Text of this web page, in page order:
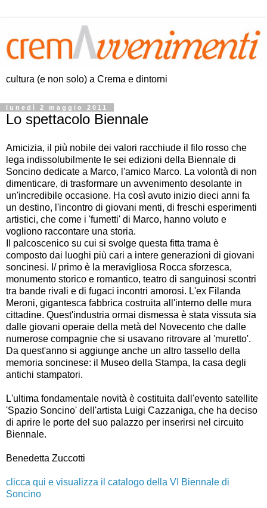
cultura (e non solo) a Crema e dintorni
lunedì 2 maggio 2011
Lo spettacolo Biennale
Amicizia, il più nobile dei valori racchiude il filo rosso che
lega indissolubilmente le sei edizioni della Biennale di
Soncino dedicate a Marco, l'amico Marco. La volontà di non
dimenticare, di trasformare un avvenimento desolante in
un'incredibile occasione. Ha così avuto inizio dieci anni fa
un destino, l'incontro di giovani menti, di freschi esperimenti
artistici, che come i 'fumetti' di Marco, hanno voluto e
vogliono raccontare una storia.
Il palcoscenico su cui si svolge questa fitta trama è
composto dai luoghi più cari a intere generazioni di giovani
soncinesi. I/ primo è la meravigliosa Rocca sforzesca,
monumento storico e romantico, teatro di sanguinosi scontri
tra bande rivali e di fugaci incontri amorosi. L'ex Filanda
Meroni, gigantesca fabbrica costruita all'interno delle mura
cittadine. Quest'industria ormai dismessa è stata vissuta sia
dalle giovani operaie della metà del Novecento che dalle
numerose compagnie che si usavano ritrovare al 'muretto'.
Da quest'anno si aggiunge anche un altro tassello della
memoria soncinese: il Museo della Stampa, la casa degli
antichi stampatori.
L'ultima fondamentale novità è costituita dall'evento satellite
'Spazio Soncino' dell'artista Luigi Cazzaniga, che ha deciso
di aprire le porte del suo palazzo per inserirsi nel circuito
Biennale.
Benedetta Zuccotti
clicca qui e visualizza il catalogo della VI Biennale di
Soncino